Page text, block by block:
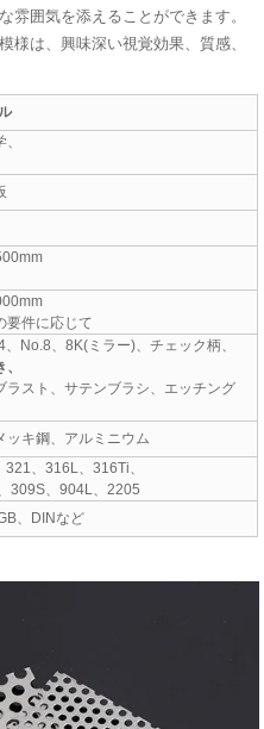
雰囲気を添えることができます。
様は、興味深い視覚効果、質感、
要件に応じて
No.8、8K(ミラー)、チェック柄、
ラスト、サテンブラシ、エッチング
ッキ鋼、アルミニウム
、316L、316Ti、
309S、904L、2205
、DINなど